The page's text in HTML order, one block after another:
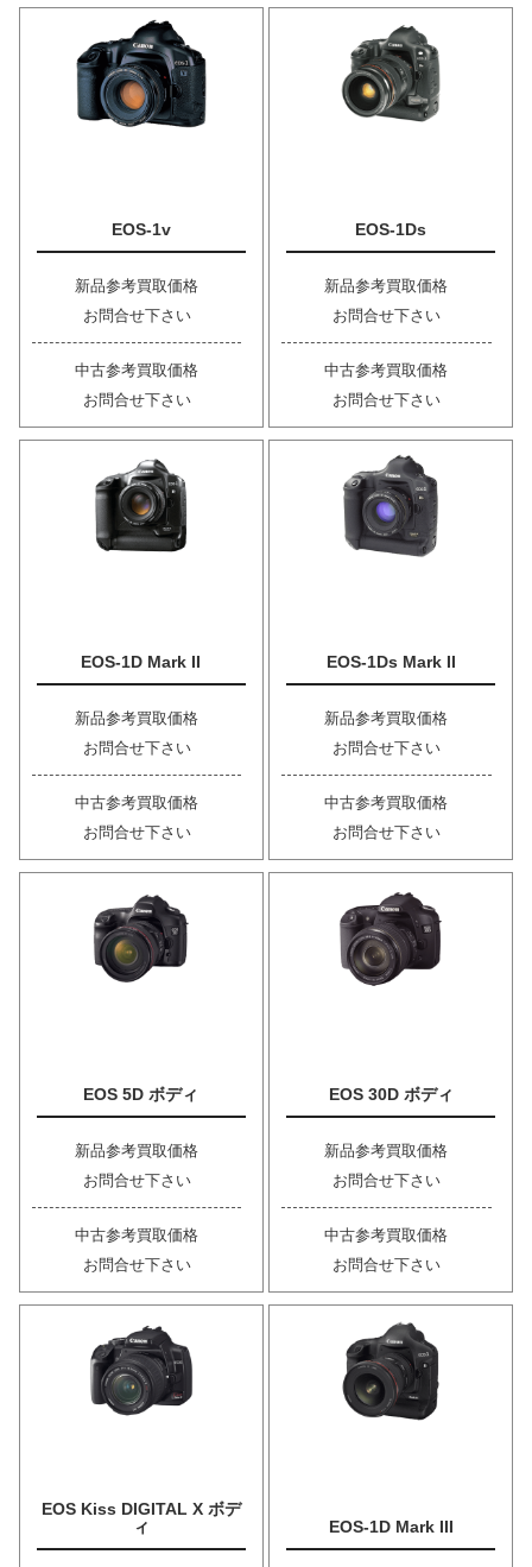
EOS-1v
新品参考買取価格
お問合せ下さい
中古参考買取価格
お問合せ下さい
EOS-1Ds
新品参考買取価格
お問合せ下さい
中古参考買取価格
お問合せ下さい
EOS-1D Mark II
新品参考買取価格
お問合せ下さい
中古参考買取価格
お問合せ下さい
EOS-1Ds Mark II
新品参考買取価格
お問合せ下さい
中古参考買取価格
お問合せ下さい
EOS 5D ボディ
新品参考買取価格
お問合せ下さい
中古参考買取価格
お問合せ下さい
EOS 30D ボディ
新品参考買取価格
お問合せ下さい
中古参考買取価格
お問合せ下さい
EOS Kiss DIGITAL X ボデ
ィ
EOS-1D Mark III